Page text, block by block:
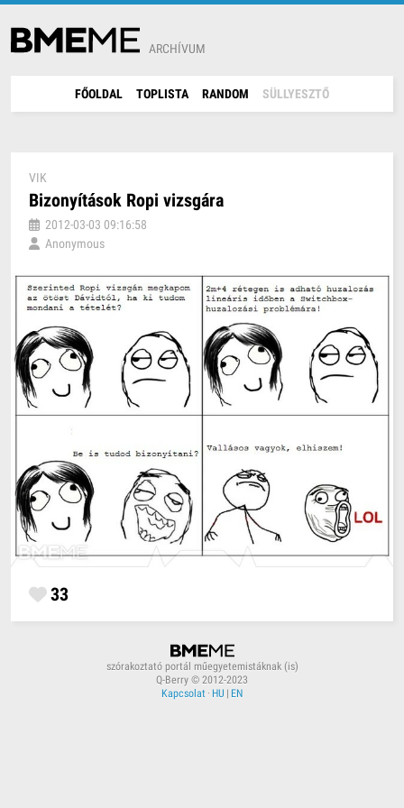
ARCHÍVUM
FŐOLDAL TOPLISTA RANDOM SÜLLYESZTŐ
VIK
Bizonyítások Ropi vizsgára
2012-03-03 09:16:58
Anonymous
33
szórakoztató portál műegyetemistáknak (is)
Q-Berry © 2012-2023
Kapcsolat · HU | EN